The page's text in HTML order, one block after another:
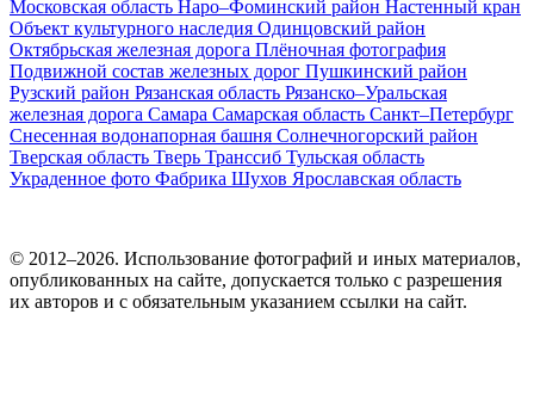
Московская область Наро–Фоминский район Настенный кран
Объект культурного наследия Одинцовский район
Октябрьская железная дорога Плёночная фотография
Подвижной состав железных дорог Пушкинский район
Рузский район Рязанская область Рязанско–Уральская
железная дорога Самара Самарская область Санкт–Петербург
Снесенная водонапорная башня Солнечногорский район
Тверская область Тверь Транссиб Тульская область
Украденное фото Фабрика Шухов Ярославская область
© 2012–2026. Использование фотографий и иных материалов,
опубликованных на сайте, допускается только с разрешения
их авторов и c обязательным указанием ссылки на сайт.